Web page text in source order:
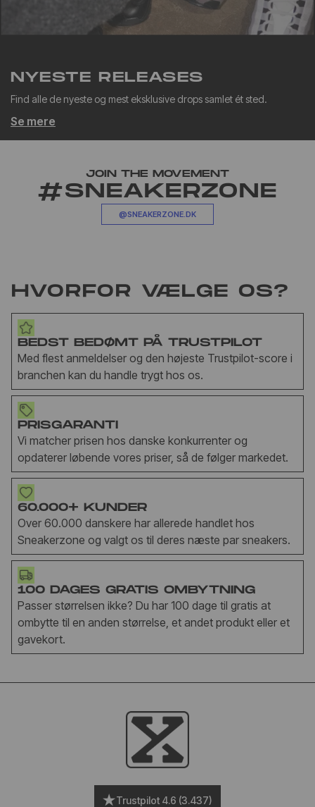
NYESTE RELEASES
Find alle de nyeste og mest eksklusive drops samlet ét sted.
Se mere
JOIN THE MOVEMENT
#SNEAKERZONE
@SNEAKERZONE.DK
HVORFOR VÆLGE OS?
BEDST BEDØMT PÅ TRUSTPILOT
Med flest anmeldelser og den højeste Trustpilot-score i
branchen kan du handle trygt hos os.
PRISGARANTI
Vi matcher prisen hos danske konkurrenter og
opdaterer løbende vores priser, så de følger markedet.
60.000+ KUNDER
Over 60.000 danskere har allerede handlet hos
Sneakerzone og valgt os til deres næste par sneakers.
100 DAGES GRATIS OMBYTNING
Passer størrelsen ikke? Du har 100 dage til gratis at
ombytte til en anden størrelse, et andet produkt eller et
gavekort.
Trustpilot 4.6 (3.437)